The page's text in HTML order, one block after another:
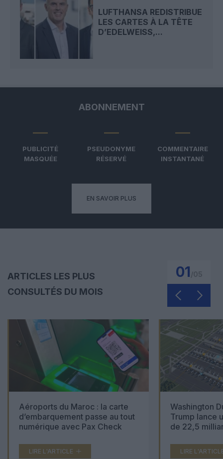
LUFTHANSA REDISTRIBUE
LES CARTES À LA TÊTE
D’EDELWEISS,...
ABONNEMENT
PUBLICITÉ
MASQUÉE
PSEUDONYME
RÉSERVÉ
COMMENTAIRE
INSTANTANÉ
EN SAVOIR PLUS
ARTICLES LES PLUS
CONSULTÉS DU MOIS
01
Aéroports du Maroc : la carte
d’embarquement passe au tout
numérique avec Pax Check
LIRE L'ARTICLE
Washington
Trump lance
de 22,5
LIRE